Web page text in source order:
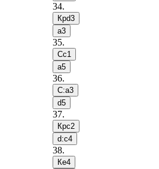
34.
Крd3
a3
35.
Сc1
a5
36.
С:a3
d5
37.
Крc2
d:c4
38.
Кe4